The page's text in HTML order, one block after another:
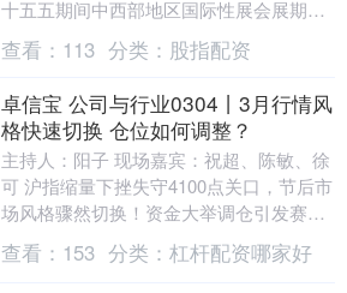
十五五期间中西部地区国际性展会展期内
销售的进口展品税收优惠政策的通知》，
明确对2026年....
查看： 113 分类： 股指配资
卓信宝 公司与行业0304丨3月行情风
格快速切换 仓位如何调整？
主持人：阳子 现场嘉宾：祝超、陈敏、徐
可 沪指缩量下挫失守4100点关口，节后市
场风格骤然切换！资金大举调仓引发赛道
极致分化，此前节目中精准提示科技股风
险、预判....
查看： 153 分类： 杠杆配资哪家好